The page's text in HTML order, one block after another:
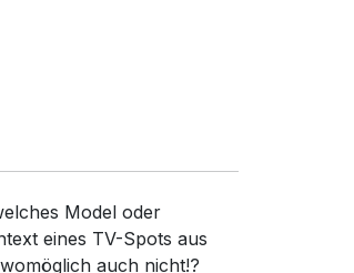
Model oder
eines TV-Spots aus
auch nicht!?